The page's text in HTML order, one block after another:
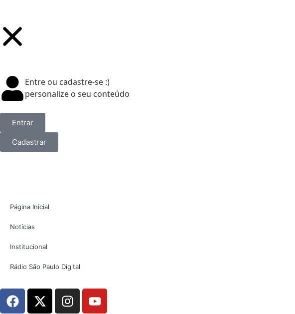
Entre ou cadastre-se :)
personalize o seu conteúdo
Entrar
Cadastrar
Página Inicial
Notícias
Institucional
Rádio São Paulo Digital